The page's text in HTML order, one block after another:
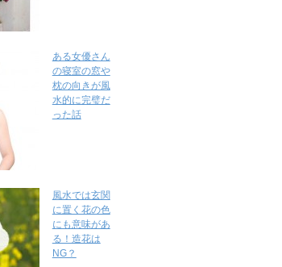
ある女優さん
の寝室の窓や
枕の向きが風
水的に完璧だ
った話
風水では玄関
に置く花の色
にも意味があ
る！造花は
NG？